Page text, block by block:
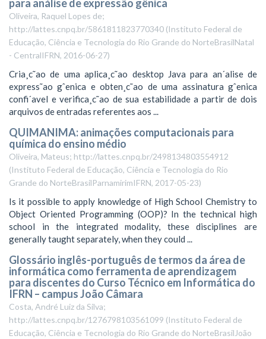
para análise de expressão gênica
Oliveira, Raquel Lopes de;
http://lattes.cnpq.br/5861811823770340 (Instituto Federal de
Educação, Ciência e Tecnologia do Rio Grande do NorteBrasilNatal
- CentralIFRN, 2016-06-27)
Cria¸c˜ao de uma aplica¸c˜ao desktop Java para an´alise de
express˜ao gˆenica e obten¸c˜ao de uma assinatura gˆenica
confi´avel e verifica¸c˜ao de sua estabilidade a partir de dois
arquivos de entradas referentes aos ...
QUIMANIMA: animações computacionais para
química do ensino médio
Oliveira, Mateus; http://lattes.cnpq.br/2498134803554912
(Instituto Federal de Educação, Ciência e Tecnologia do Rio
Grande do NorteBrasilParnamirimIFRN, 2017-05-23)
Is it possible to apply knowledge of High School Chemistry to
Object Oriented Programming (OOP)? In the technical high
school in the integrated modality, these disciplines are
generally taught separately, when they could ...
Glossário inglês-português de termos da área de
informática como ferramenta de aprendizagem
para discentes do Curso Técnico em Informática do
IFRN – campus João Câmara
Costa, André Luiz da Silva;
http://lattes.cnpq.br/1276798103561099 (Instituto Federal de
Educação, Ciência e Tecnologia do Rio Grande do NorteBrasilJoão